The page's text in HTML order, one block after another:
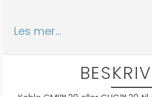
Les mer...